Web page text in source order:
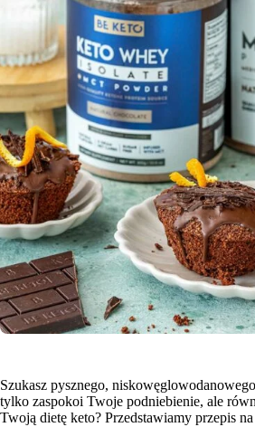
Szukasz pysznego,
tylko zaspokoi Twoje podniebienie, ale
Twoją dietę keto? Przedstawiamy przepis